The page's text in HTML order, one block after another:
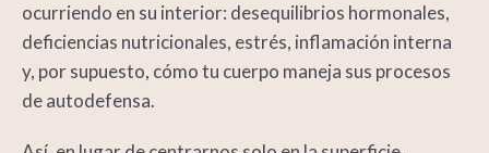
ocurriendo en su interior: desequilibrios hormonales,
deficiencias nutricionales, estrés, inflamación interna
y, por supuesto, cómo tu cuerpo maneja sus procesos
de autodefensa.